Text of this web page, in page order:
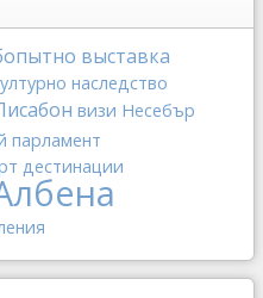
выставка
наследство
визи Несебър
парламент
дестинации